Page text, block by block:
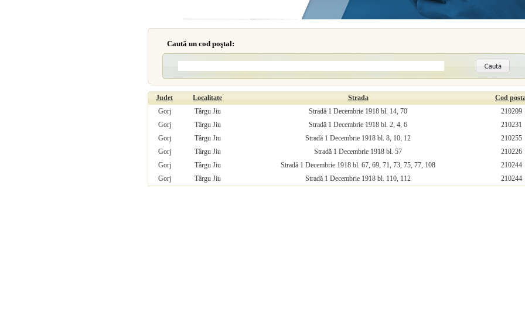
Caută un cod poştal:
Judet Localitate Strada
Cod
Gorj
Târgu Jiu Stradă 1 Decembrie 1918 bl. 14, 70
210209
Gorj
Târgu Jiu Stradă 1 Decembrie 1918 bl. 2, 4, 6
210231
Gorj
Târgu Jiu Stradă 1 Decembrie 1918 bl. 8, 10, 12
210255
Gorj
Târgu Jiu Stradă 1 Decembrie 1918 bl. 57
210226
Gorj
Târgu Jiu Stradă 1 Decembrie 1918 bl. 67, 69, 71, 73, 75, 77, 108
210244
Gorj
Târgu Jiu Stradă 1 Decembrie 1918 bl. 110, 112 210244